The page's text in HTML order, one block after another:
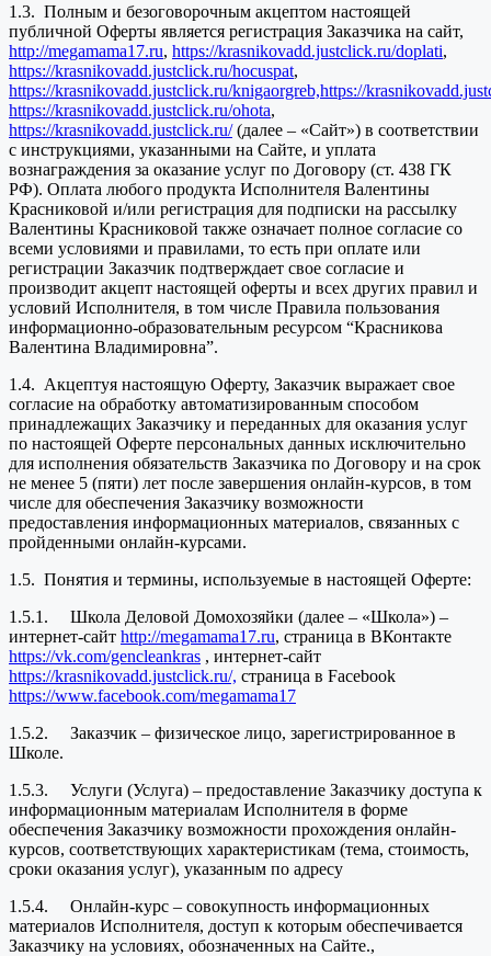
1.3. Полным и безоговорочным акцептом настоящей
публичной Оферты является регистрация Заказчика на сайт,
http://megamama17.ru, https://krasnikovadd.justclick.ru/doplati,
https://krasnikovadd.justclick.ru/hocuspat,
https://krasnikovadd.justclick.ru/knigaorgreb,https://
https://krasnikovadd.justclick.ru/ohota,
https://krasnikovadd.justclick.ru/(далее – «Сайт») в соответствии
с инструкциями, указанными на Сайте, и уплата
вознаграждения за оказание услуг по Договору (ст. 438 ГК
РФ). Оплата любого продукта Исполнителя Валентины
Красниковой и/или регистрация для подписки на рассылку
Валентины Красниковой также означает полное согласие со
всеми условиями и правилами, то есть при оплате или
регистрации Заказчик подтверждает свое согласие и
производит акцепт настоящей оферты и всех других правил и
условий Исполнителя, в том числе Правила пользования
информационно-образовательным ресурсом “Красникова
Валентина Владимировна”.
1.4. Акцептуя настоящую Оферту, Заказчик выражает свое
согласие на обработку автоматизированным способом
принадлежащих Заказчику и переданных для оказания услуг
по настоящей Оферте персональных данных исключительно
для исполнения обязательств Заказчика по Договору и на срок
не менее 5 (пяти) лет после завершения онлайн-курсов, в том
числе для обеспечения Заказчику возможности
предоставления информационных материалов, связанных с
пройденными онлайн-курсами.
1.5. Понятия и термины, используемые в настоящей Оферте:
1.5.1. Школа Деловой Домохозяйки (далее – «Школа») –
интернет-сайт http://megamama17.ru, страница в ВКонтакте
https://vk.com/gencleankras , интернет-сайт
https://krasnikovadd.justclick.ru/, страница в Facebook
https://www.facebook.com/megamama17
1.5.2. Заказчик – физическое лицо, зарегистрированное в
Школе.
1.5.3. Услуги (Услуга) – предоставление Заказчику доступа к
информационным материалам Исполнителя в форме
обеспечения Заказчику возможности прохождения онлайн-
курсов, соответствующих характеристикам (тема, стоимость,
сроки оказания услуг), указанным по адресу
1.5.4. Онлайн-курс – совокупность информационных
материалов Исполнителя, доступ к которым обеспечивается
Заказчику на условиях, обозначенных на Сайте.,